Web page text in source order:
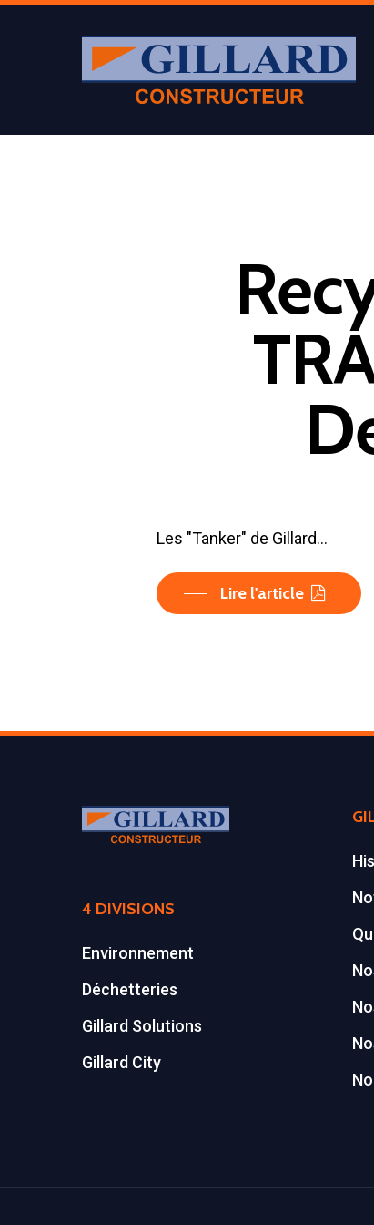
Appuyer sur Entrer ou ESC pour
Les "Tanker" de Gillard…
Lire l'article
4 DIVISIONS
Environnement
Déchetteries
Gillard Solutions
Gillard City